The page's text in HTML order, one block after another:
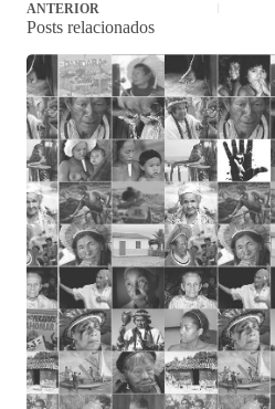
ANTERIOR
Posts relacionados